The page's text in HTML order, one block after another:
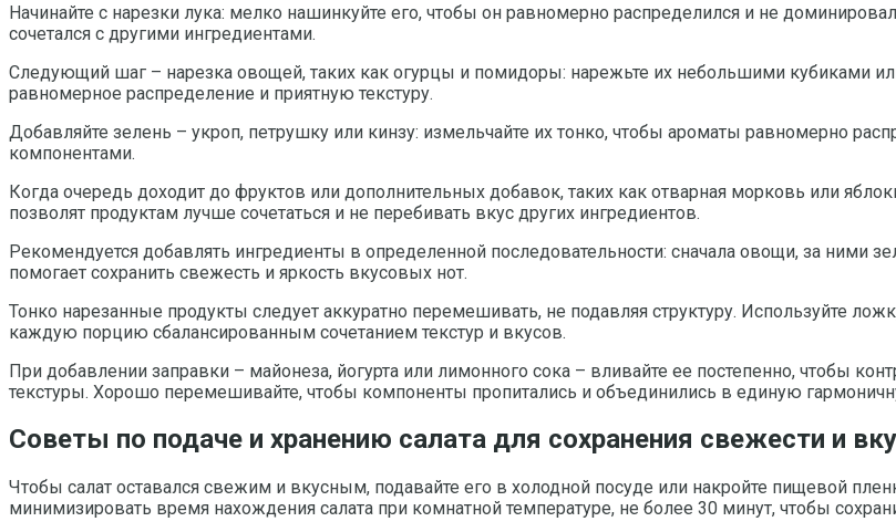
Начинайте с нарезки лука: мелко нашинкуйте его, чтобы он равномерно распределился и не
сочетался с другими ингредиентами.
Следующий шаг – нарезка овощей, таких как огурцы и помидоры: нарежьте их небольшими кубиками
равномерное распределение и приятную текстуру.
Добавляйте зелень – укроп, петрушку или кинзу: измельчайте их тонко, чтобы ароматы равномерно
компонентами.
Когда очередь доходит до фруктов или дополнительных добавок, таких как отварная морковь или
позволят продуктам лучше сочетаться и не перебивать вкус других ингредиентов.
Рекомендуется добавлять ингредиенты в определенной последовательности: сначала овощи, за ними
помогает сохранить свежесть и яркость вкусовых нот.
Тонко нарезанные продукты следует аккуратно перемешивать, не подавляя структуру. Используйте
каждую порцию сбалансированным сочетанием текстур и вкусов.
При добавлении заправки – майонеза, йогурта или лимонного сока – вливайте ее постепенно, чтобы
текстуры. Хорошо перемешивайте, чтобы компоненты пропитались и объединились в единую
Советы по подаче и хранению салата для сохранения свежести и
Чтобы салат оставался свежим и вкусным, подавайте его в холодной посуде или накройте пищевой
минимизировать время нахождения салата при комнатной температуре, не более 30 минут, чтобы